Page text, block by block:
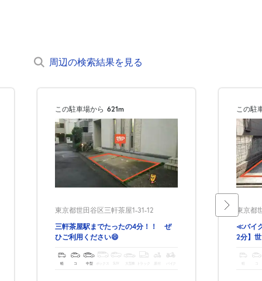
周辺の検索結果を見る
この駐車場から 621m
東京都世田谷区三軒茶屋1-31-12
三軒茶屋駅までたったの4分！！ ぜ
ひご利用ください😄
軽 コ 中型 ボックス SUV 大型車 トラック バイク
この駐
東京都
≪バイ
2分】
軽